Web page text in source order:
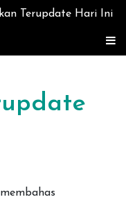
Terupdate Hari Ini